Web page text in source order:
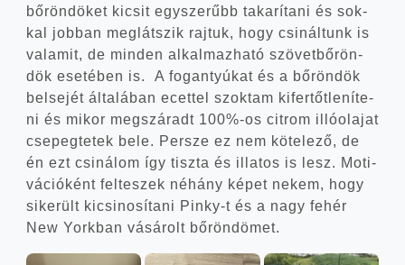
bőrön­dö­ket kicsit egy­sze­rűbb taka­rí­ta­ni és sok­
kal job­ban meg­lát­szik raj­tuk, hogy csi­nál­tunk is
vala­mit, de min­den alkal­maz­ha­tó szö­vet­bő­rön­
dök ese­té­ben is. A fogan­tyú­kat és a bőrön­dök
bel­se­jét álta­lá­ban ecet­tel szok­tam kifer­tőt­le­ní­te­
ni és mikor meg­szá­radt 100%-os cit­rom illó­ola­jat
cse­peg­te­tek bele. Per­sze ez nem köte­le­ző, de
én ezt csi­ná­lom így tisz­ta és illa­tos is lesz. Moti­
vá­ci­ó­ként fel­te­szek néhány képet nekem, hogy
sike­rült kicsi­no­sí­ta­ni Pinky‑t és a nagy fehér
New York­ban vásá­rolt bőröndömet.